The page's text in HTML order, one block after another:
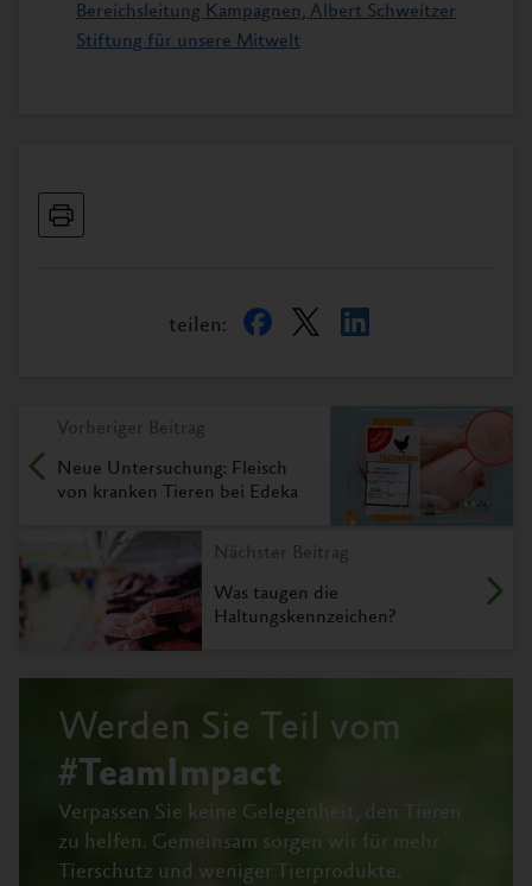
Bereichsleitung Kampagnen, Albert Schweitzer
Stiftung für unsere Mitwelt
teilen:
Vorheriger Beitrag
Neue Untersuchung: Fleisch
von kranken Tieren bei Edeka
Nächster Beitrag
Was taugen die
Haltungskennzeichen?
Werden Sie Teil vom
#TeamImpact
Verpassen Sie keine Gelegenheit, den Tieren
zu helfen. Gemeinsam sorgen wir für mehr
Tierschutz und weniger Tierprodukte.